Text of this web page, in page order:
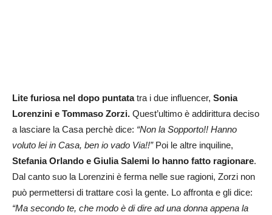
Lite furiosa nel dopo puntatatra i due influencer, Sonia
Lorenzini e Tommaso Zorzi. Quest’ultimo è addirittura deciso
a lasciare la Casa perchè dice: “Non la Sopporto!! Hanno
voluto lei in Casa, ben io vado Via!!”Poi le altre inquiline,
Stefania Orlando e Giulia Salemi lo hanno fatto ragionare.
Dal canto suo la Lorenzini è ferma nelle sue ragioni, Zorzi non
può permettersi di trattare così la gente. Lo affronta e gli dice:
“Ma secondo te, che modo è di dire ad una donna appena la